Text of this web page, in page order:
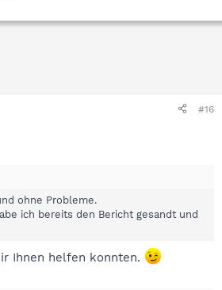
#16
ohne Probleme.
ich bereits den Bericht gesandt und
Ihnen helfen konnten.